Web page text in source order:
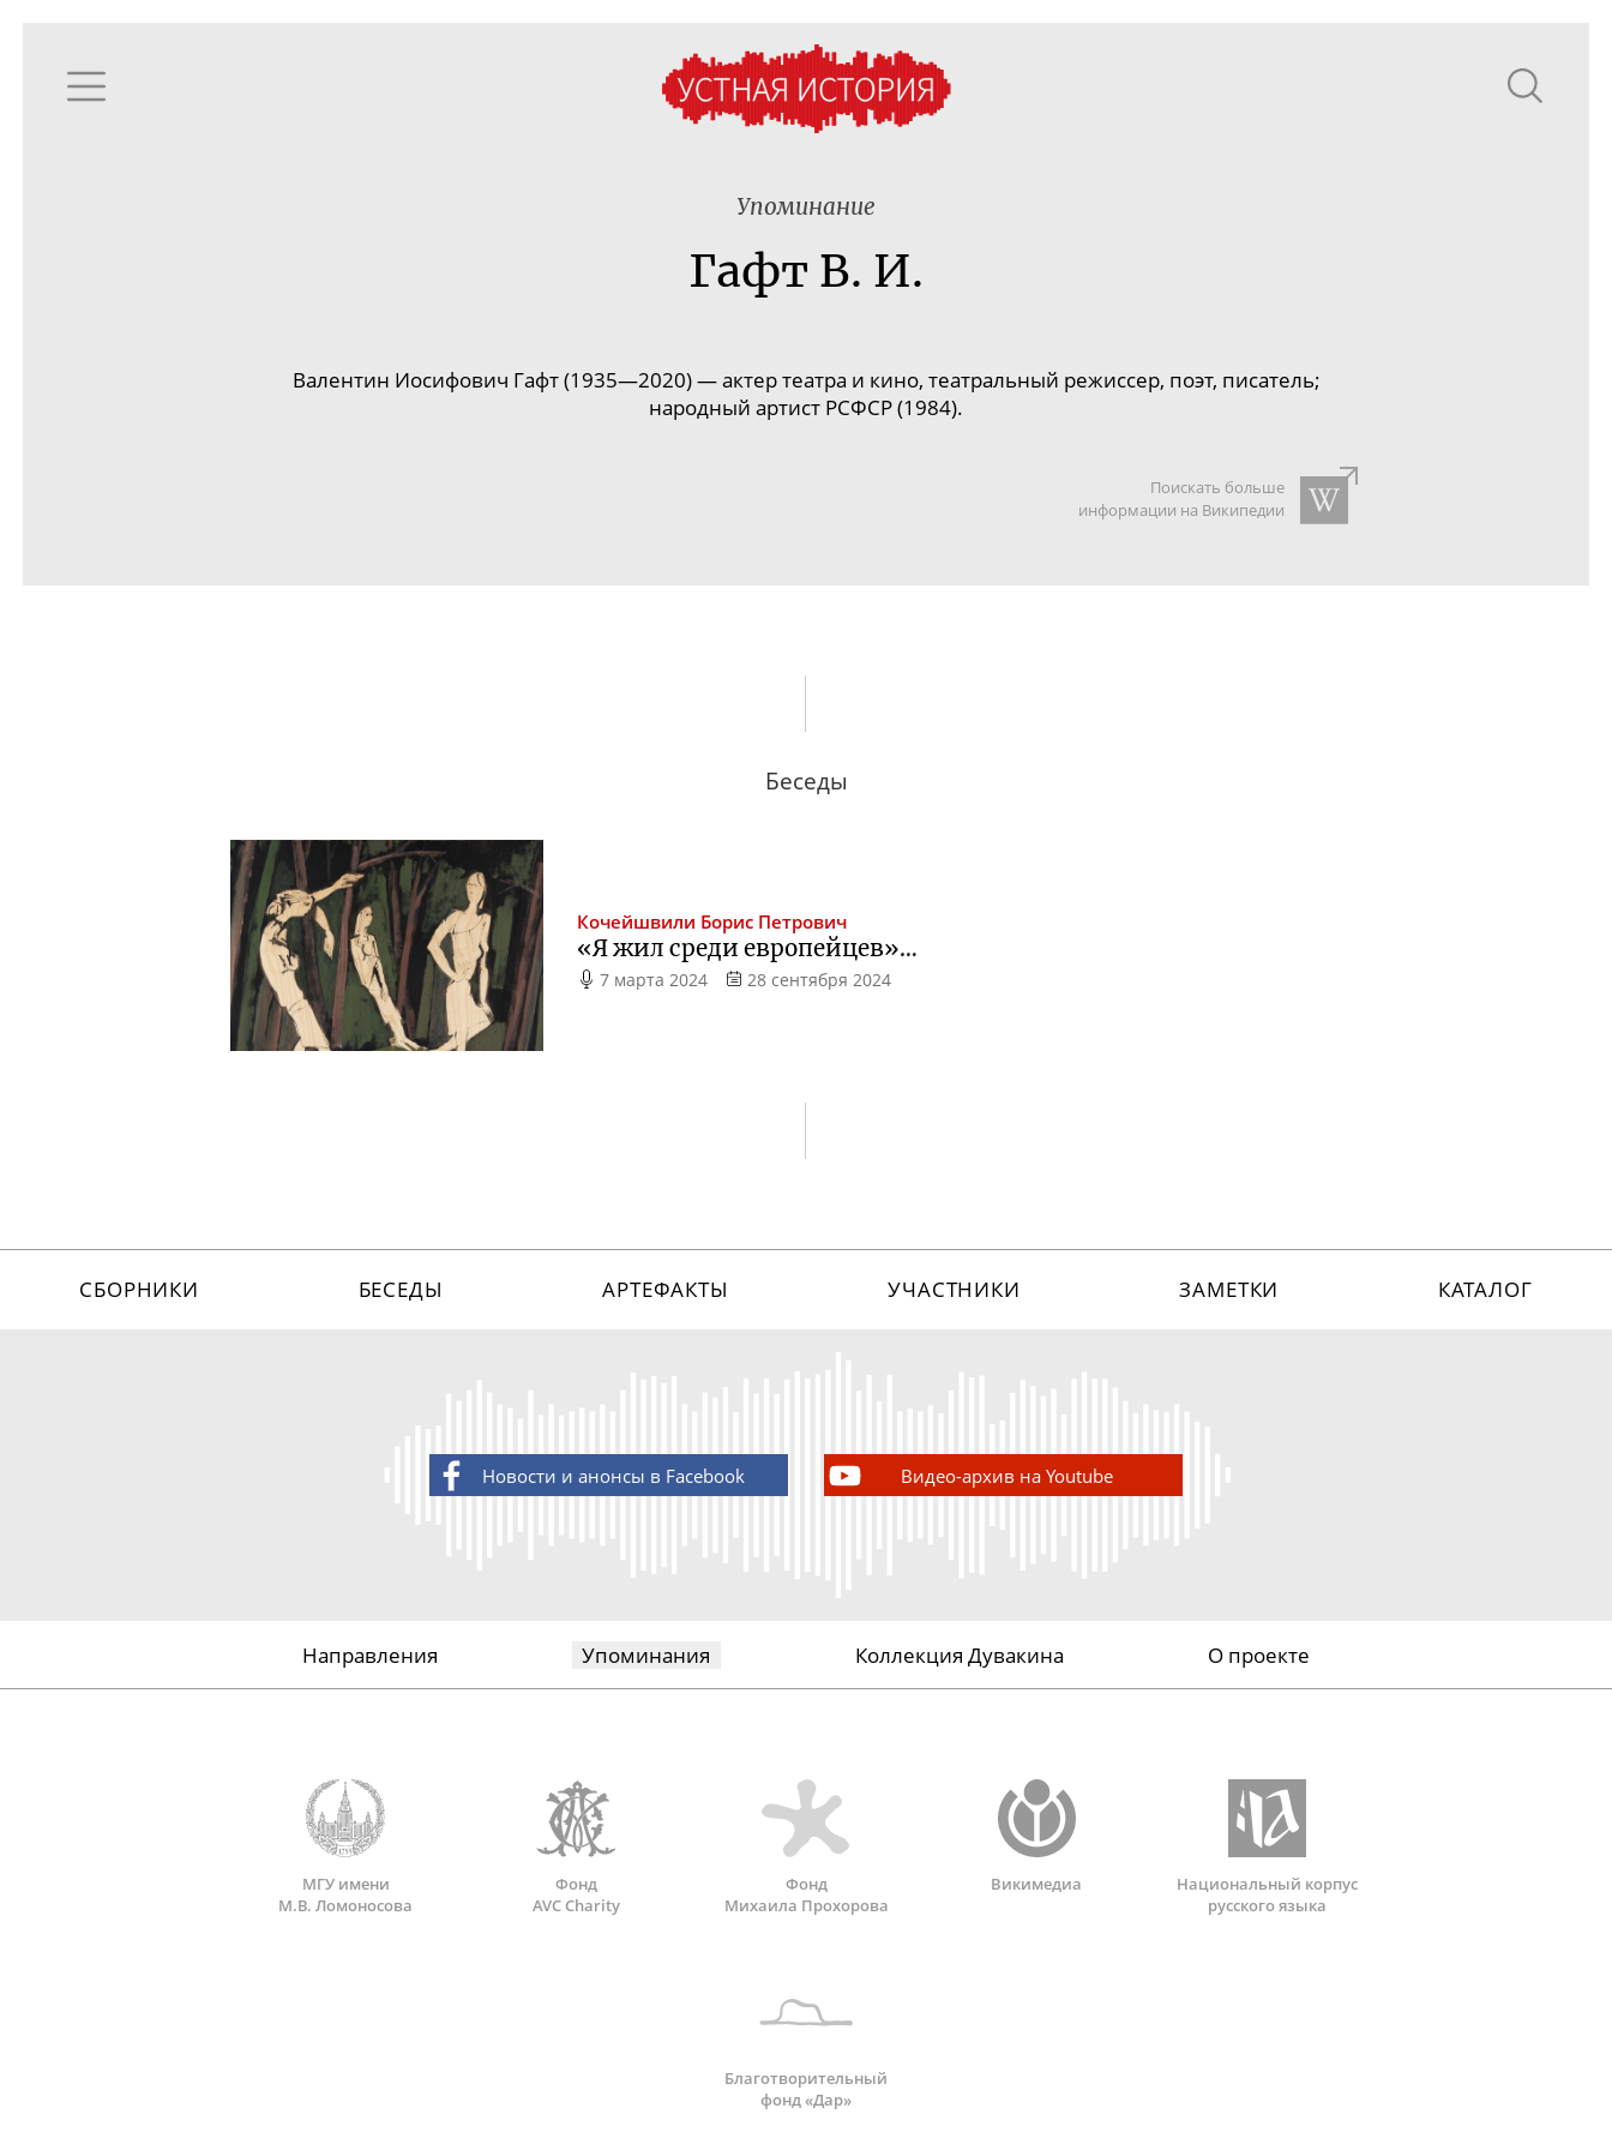
Упоминание
Гафт В. И.
Валентин Иосифович Гафт (1935—2020) —актер театра и кино, театральный режиссер, поэт, писатель;
народный артист РСФСР (1984).
Поискать больше
информации на Википедии
Беседы
Кочейшвили Борис Петрович
«Я жил среди европейцев»…
7 марта 2024 28 сентября 2024
СБОРНИКИ БЕСЕДЫ АРТЕФАКТЫ УЧАСТНИКИ ЗАМЕТКИ КАТАЛОГ
Новости и анонсы в Facebook Видео-архив на Youtube
Направления Упоминания Коллекция Дувакина О проекте
МГУ имени
М.В. Ломоносова
Фонд
AVC Charity
Фонд
Михаила Прохорова
Викимедиа
Национальный корпус
русского языка
Благотворительный
фонд «Дар»